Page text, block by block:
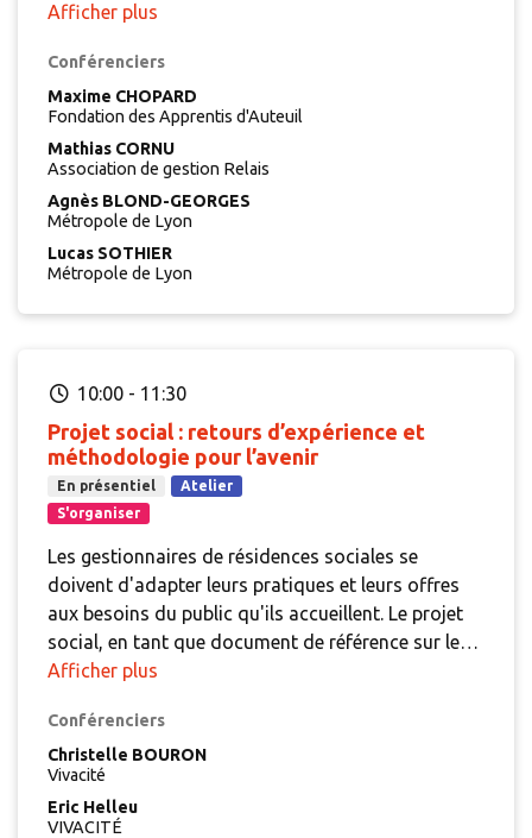
contrats jeunes majeurs dans les résidences. Or
éducatif des FJT et contribue fréquemment à en
assurer l'équilibre économique. Quel rôle le
logement accompagné devrait-il jouer dans la
politique d'accès au logement des jeunes des
jeunes relevant de l'ASE et de quels moyens
devraient-ils disposer ?
Afficher plus
Conférenciers
Maxime CHOPARD
Fondation des Apprentis d'Auteuil
Mathias CORNU
Association de gestion Relais
Agnès BLOND-GEORGES
Métropole de Lyon
Lucas SOTHIER
Métropole de Lyon
10:00 - 11:30
Projet social : retours d’expérience et
méthodologie pour l’avenir
En présentiel
Atelier
S'organiser
Les gestionnaires de résidences sociales se
doivent d'adapter leurs pratiques et leurs offres
aux besoins du public qu'ils accueillent. Le projet
social, en tant que document de référence sur le
public logé, les moyens et méthodes
tenir compte de ces évolutions. Outre son aspect
légal, le projet social apparait aussi comme un
outil de communication interne et externe,
permettant aux équipes de réunir et se projeter
Afficher plus
Conférenciers
Christelle BOURON
Vivacité
Eric Helleu
VIVACITÉ